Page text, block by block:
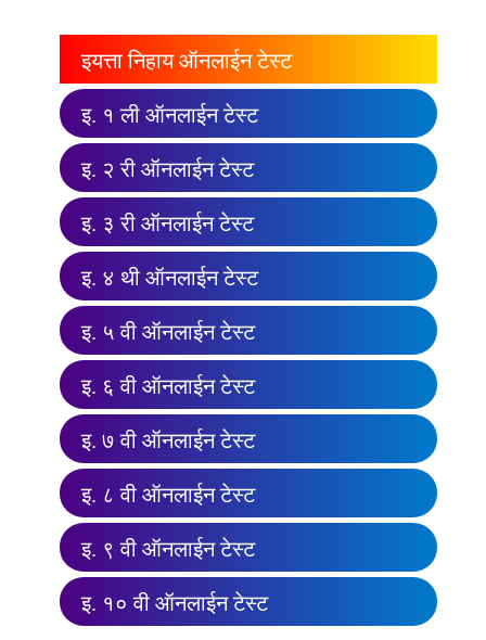
इयत्ता निहाय ऑनलाईन टेस्ट
इ. १ ली ऑनलाईन टेस्ट
इ. २ री ऑनलाईन टेस्ट
इ. ३ री ऑनलाईन टेस्ट
इ. ४ थी ऑनलाईन टेस्ट
इ. ५ वी ऑनलाईन टेस्ट
इ. ६ वी ऑनलाईन टेस्ट
इ. ७ वी ऑनलाईन टेस्ट
इ. ८ वी ऑनलाईन टेस्ट
इ. ९ वी ऑनलाईन टेस्ट
इ. १० वी ऑनलाईन टेस्ट